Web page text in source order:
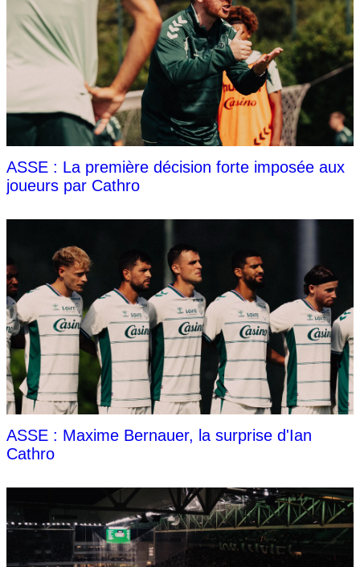
ASSE : La première décision forte imposée aux
joueurs par Cathro
ASSE : Maxime Bernauer, la surprise d'Ian
Cathro